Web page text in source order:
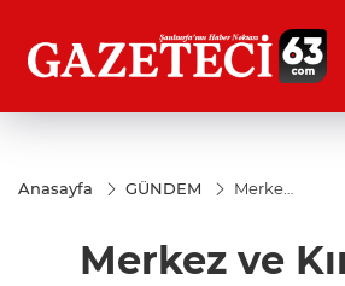
Anasayfa GÜNDEM
Merkez
Mesai
Merkez ve